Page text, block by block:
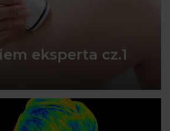
eksperta cz.1